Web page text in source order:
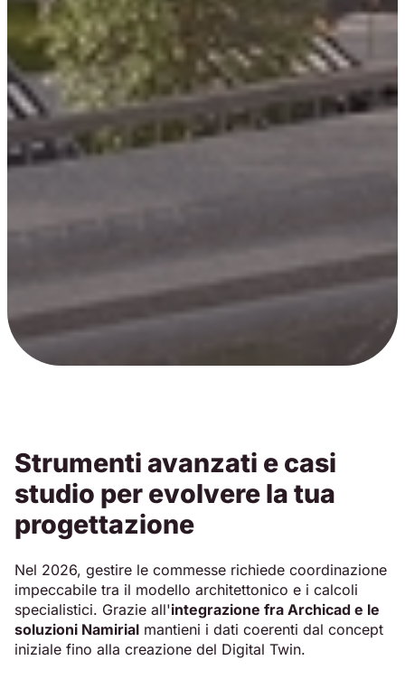
Strumenti avanzati e casi
studio per evolvere la tua
progettazione
Nel 2026, gestire le commesse richiede coordinazione
impeccabile tra il modello architettonico e i calcoli
specialistici. Grazie all'integrazione fra Archicad e le
soluzioni Namirial mantieni i dati coerenti dal concept
iniziale fino alla creazione del Digital Twin.